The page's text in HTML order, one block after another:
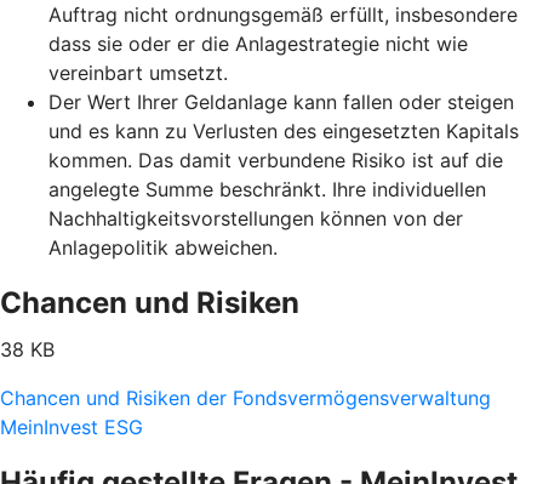
Auftrag nicht ordnungsgemäß erfüllt, insbesondere
dass sie oder er die Anlagestrategie nicht wie
vereinbart umsetzt.
Der Wert Ihrer Geldanlage kann fallen oder steigen
und es kann zu Verlusten des eingesetzten Kapitals
kommen. Das damit verbundene Risiko ist auf die
angelegte Summe beschränkt. Ihre individuellen
Nachhaltigkeitsvorstellungen können von der
Anlagepolitik abweichen.
Chancen und Risiken
38 KB
Chancen und Risiken der Fondsvermögensverwaltung
MeinInvest ESG